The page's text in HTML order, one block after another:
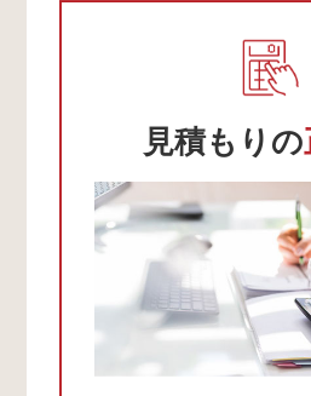
見積もりの